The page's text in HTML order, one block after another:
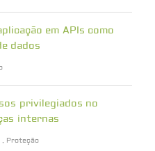
em APIs como
dados
privilegiados no
internas
, Proteção